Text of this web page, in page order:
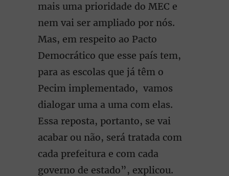
mais uma prioridade do MEC e
nem vai ser ampliado por nós.
Mas, em respeito ao Pacto
Democrático que esse país tem,
para as escolas que já têm o
Pecim implementado, vamos
dialogar uma a uma com elas.
Essa reposta, portanto, se vai
acabar ou não, será tratada com
cada prefeitura e com cada
governo de estado”, explicou.